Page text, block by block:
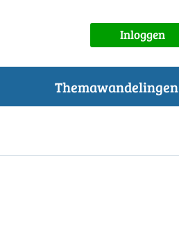
Inloggen
Themawandelingen